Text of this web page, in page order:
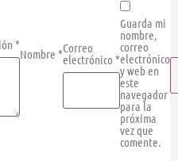
*
Nombre *Correo
electrónico *
Guarda mi
nombre,
correo
electrónico
y web en
este
navegador
para la
próxima
vez que
comente.